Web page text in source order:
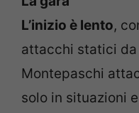
L’inizio è lento,
attacchi statici
Montepaschi
solo in situazioni